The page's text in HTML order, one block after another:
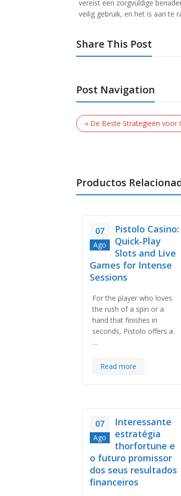
vereist een zorgvuldige
veilig gebruik, en het is aan te
Share This Post
Post Navigation
« De Beste Strategieën voor
Productos
07
Ago
Pistolo Casino:
Quick‑Play
Slots and Live
Games for Intense
Sessions
For the player who loves
the rush of a spin or a
hand that finishes in
seconds, Pistolo offers a
…
Read more
07
Ago
Interessante
estratégia
thorfortune e
o futuro promissor
dos seus resultados
financeiros